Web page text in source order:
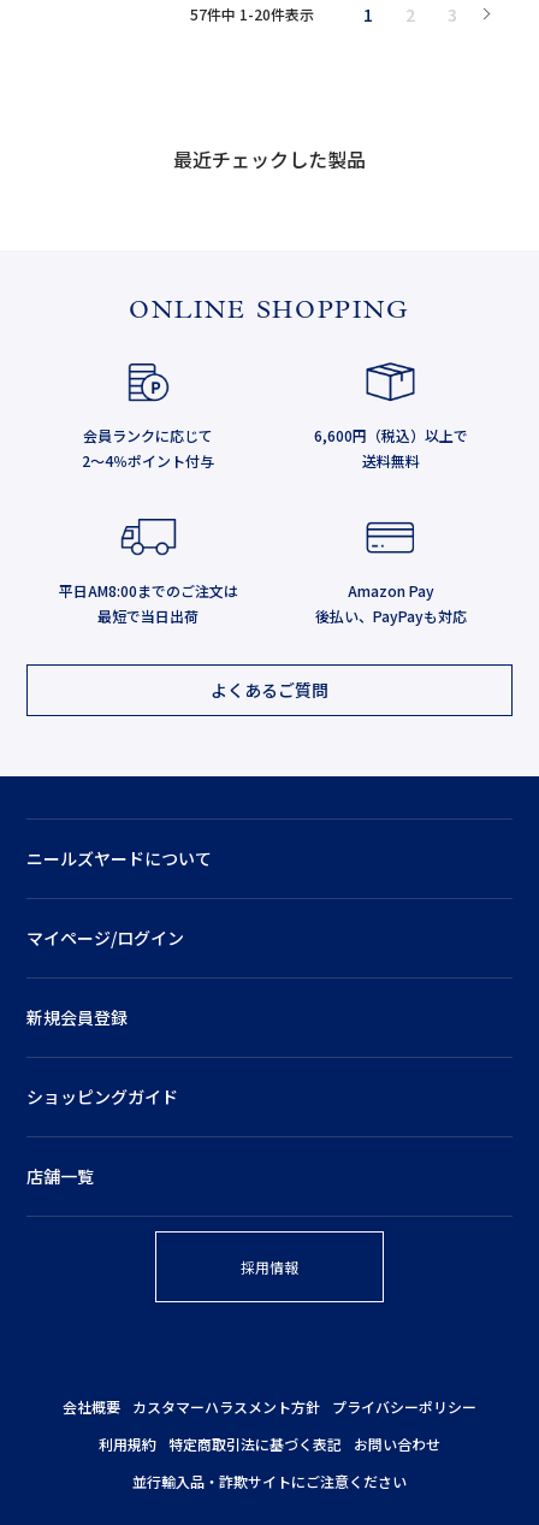
57件中 1-20件表示 1 2 3
最近チェックした製品
ONLINE SHOPPING
会員ランクに応じて
2～4％ポイント付与
6,600円（税込）以上で
送料無料
平日AM8:00までのご注文は
最短で当日出荷
Amazon Pay
後払い、PayPayも対応
よくあるご質問
ニールズヤードについて
マイページ/ログイン
新規会員登録
ショッピングガイド
店舗一覧
採用情報
会社概要 カスタマーハラスメント方針
プライバシーポリシー
利用規約 特定商取引法に基づく表記
お問い合わせ
並行輸入品・詐欺サイトにご注意ください